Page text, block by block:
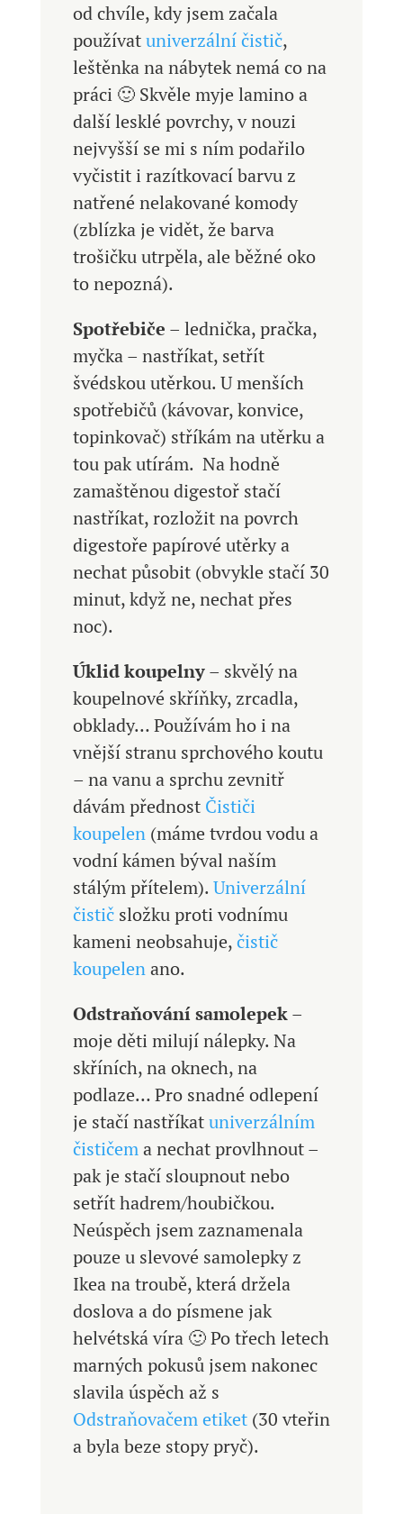
od chvíle, kdy jsem začala
používatuniverzální čistič,
leštěnka na nábytek nemá co na
práci 🙂 Skvěle myje lamino a
další lesklé povrchy, v nouzi
nejvyšší se mi s ním podařilo
vyčistit i razítkovací barvu z
natřené nelakované komody
(zblízka je vidět, že barva
trošičku utrpěla, ale běžné oko
to nepozná).
Spotřebiče – lednička, pračka,
myčka – nastříkat, setřít
švédskou utěrkou. U menších
spotřebičů (kávovar, konvice,
topinkovač) stříkám na utěrku a
tou pak utírám. Na hodně
zamaštěnou digestoř stačí
nastříkat, rozložit na povrch
digestoře papírové utěrky a
nechat působit (obvykle stačí 30
minut, když ne, nechat přes
noc).
Úklid koupelny– skvělý na
koupelnové skříňky, zrcadla,
obklady… Používám ho i na
vnější stranu sprchového koutu
– na vanu a sprchu zevnitř
dávám přednost Čističi
koupelen(máme tvrdou vodu a
vodní kámen býval naším
stálým přítelem). Univerzální
čističsložku proti vodnímu
kameni neobsahuje,čistič
koupelenano.
Odstraňování samolepek–
moje děti milují nálepky. Na
skříních, na oknech, na
podlaze… Pro snadné odlepení
je stačí nastříkatuniverzálním
čističema nechat provlhnout –
pak je stačí sloupnout nebo
setřít hadrem/houbičkou.
Neúspěch jsem zaznamenala
pouze u slevové samolepky z
Ikea na troubě, která držela
doslova a do písmene jak
helvétská víra 🙂 Po třech letech
marných pokusů jsem nakonec
slavila úspěch až s
Odstraňovačem etiket(30 vteřin
a byla beze stopy pryč).